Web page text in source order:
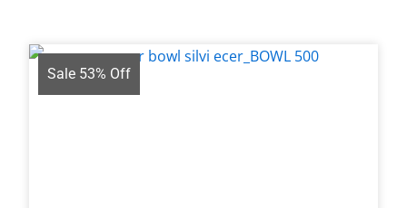
Sale 53% Off